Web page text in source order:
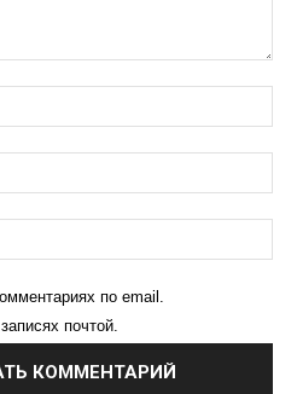
по email.
почтой.